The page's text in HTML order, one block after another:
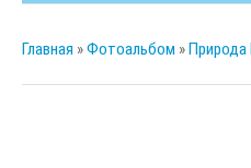
Главная »Фотоальбом »